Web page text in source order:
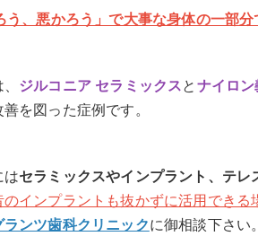
う、悪かろう」で大事な身体の一部
ジルコニア セラミックスとナイロ
を図った症例です。
セラミックスやインプラント、テ
インプラントも抜かずに活用できる
ランツ歯科クリニックに御相談下さい。